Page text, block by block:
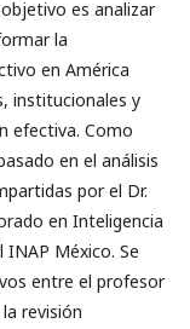
es analizar
la
en América
institucionales y
efectiva. Como
en el análisis
por el Dr.
en Inteligencia
México. Se
entre el profesor
revisión